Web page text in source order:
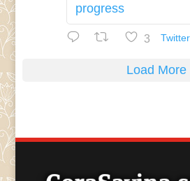
progress
3 Twitter
Load More